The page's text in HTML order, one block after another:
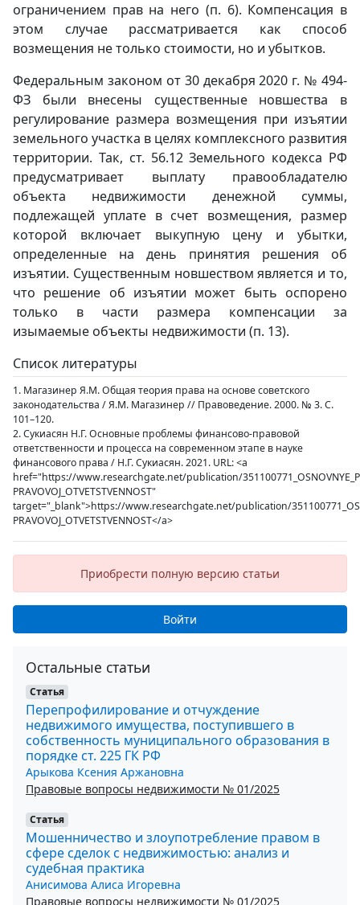
ограничением прав на него (п. 6). Компенсация в
этом случае рассматривается как способ
возмещения не только стоимости, но и убытков.
Федеральным законом от 30 декабря 2020 г. № 494-
ФЗ были внесены существенные новшества в
регулирование размера возмещения при изъятии
земельного участка в целях комплексного развития
территории. Так, ст. 56.12 Земельного кодекса РФ
предусматривает выплату правообладателю
объекта недвижимости денежной суммы,
подлежащей уплате в счет возмещения, размер
которой включает выкупную цену и убытки,
определенные на день принятия решения об
изъятии. Существенным новшеством является и то,
что решение об изъятии может быть оспорено
только в части размера компенсации за
изымаемые объекты недвижимости (п. 13).
Список литературы
1. Магазинер Я.М. Общая теория права на основе советского
законодательства / Я.М. Магазинер // Правоведение. 2000. № 3. С.
101–120.
2. Сукиасян Н.Г. Основные проблемы финансово-правовой
ответственности и процесса на современном этапе в науке
финансового права / Н.Г. Сукиасян. 2021. URL: <a
href="https://www.researchgate.net/publication/
PRAVOVOJ_OTVETSTVENNOST"
target="_blank">https://www.researchgate.net/publication/
PRAVOVOJ_OTVETSTVENNOST</a>
Приобрести полную версию статьи
Войти
Остальные статьи
Статья
Перепрофилирование и отчуждение
недвижимого имущества, поступившего в
собственность муниципального образования в
порядке ст. 225 ГК РФ
Арыкова Ксения Аржановна
Правовые вопросы недвижимости № 01/2025
Статья
Мошенничество и злоупотребление правом в
сфере сделок с недвижимостью: анализ и
судебная практика
Анисимова Алиса Игоревна
Правовые вопросы недвижимости № 01/2025